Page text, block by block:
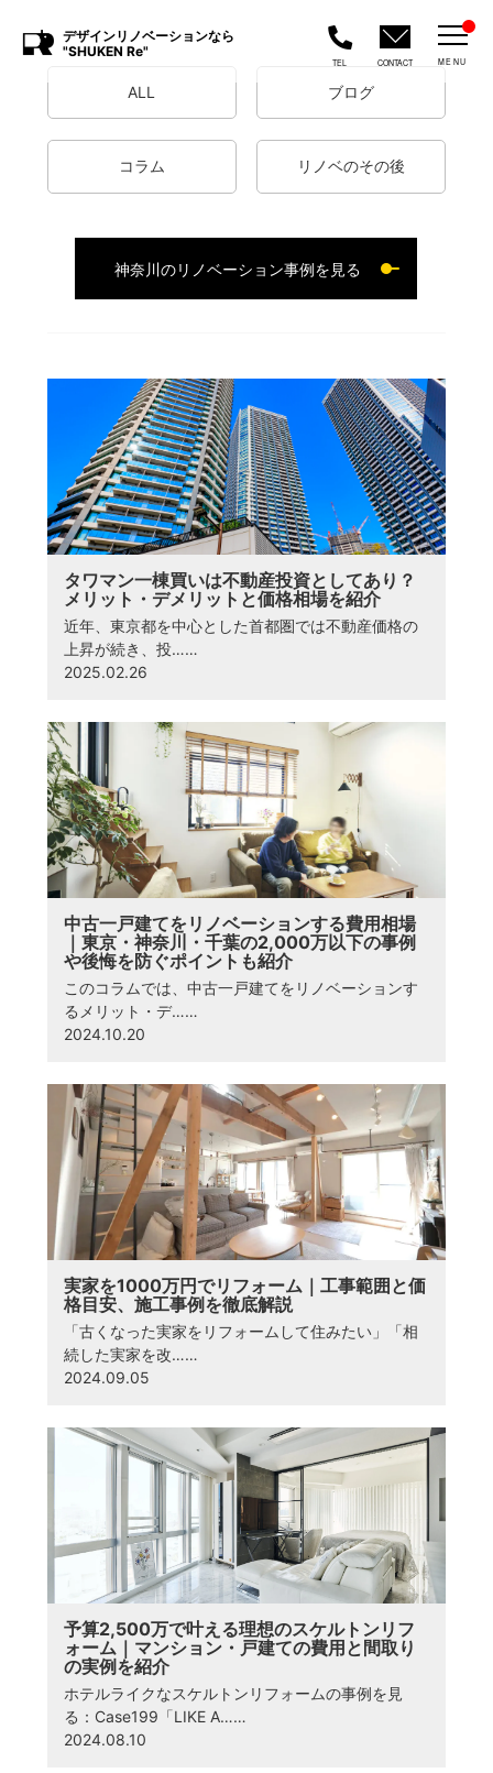
デザインリノベーションなら
"SHUKEN Re"
TEL CONTACT MENU
ALL ブログ
コラム リノベのその後
神奈川のリノベーション事例を見る
タワマン一棟買いは不動産投資としてあり？
メリット・デメリットと価格相場を紹介
近年、東京都を中心とした首都圏では不動産価格の
上昇が続き、投……
2025.02.26
中古一戸建てをリノベーションする費用相場
｜東京・神奈川・千葉の2,000万以下の事例
や後悔を防ぐポイントも紹介
このコラムでは、中古一戸建てをリノベーションす
るメリット・デ……
2024.10.20
実家を1000万円でリフォーム｜工事範囲と価
格目安、施工事例を徹底解説
「古くなった実家をリフォームして住みたい」「相
続した実家を改……
2024.09.05
予算2,500万で叶える理想のスケルトンリフ
ォーム｜マンション・戸建ての費用と間取り
の実例を紹介
ホテルライクなスケルトンリフォームの事例を見
る：Case199「LIKE A……
2024.08.10